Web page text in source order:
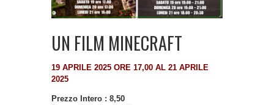
UN FILM MINECRAFT
19 APRILE 2025 ORE 17,00 AL 21 APRILE
2025
Prezzo Intero : 8,50